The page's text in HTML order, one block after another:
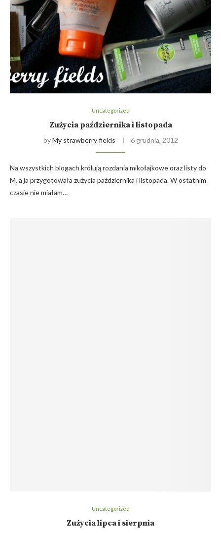
Uncategorized
Zużycia października i listopada
byMy strawberry fields 6 grudnia, 2012
Na wszystkich blogach królują rozdania mikołajkowe oraz listy do
M, a ja przygotowała zużycia października i listopada. W ostatnim
czasie nie miałam…
Uncategorized
Zużycia lipca i sierpnia